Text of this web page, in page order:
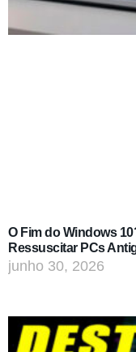
O Fim do Windows
Ressuscitar PCs
junho 30, 2026